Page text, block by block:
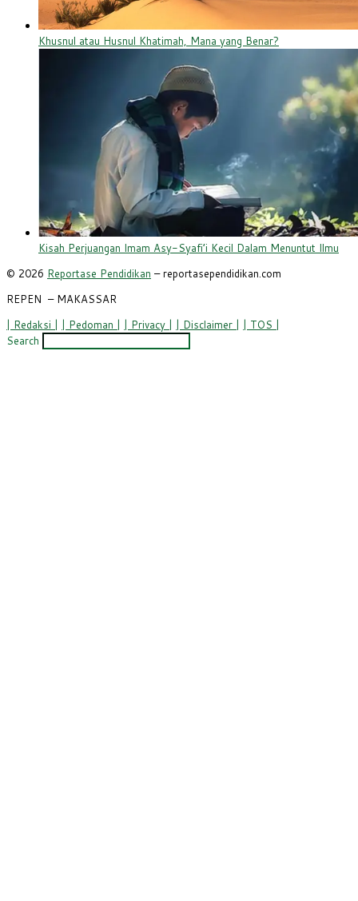
Khusnul atau Husnul Khatimah, Mana yang Benar?
Kisah Perjuangan Imam Asy-Syafi’i Kecil Dalam Menuntut Ilmu
© 2026 Reportase Pendidikan – reportasependidikan.com
REPEN – MAKASSAR
| Redaksi | | Pedoman | | Privacy | | Disclaimer | | TOS |
Search